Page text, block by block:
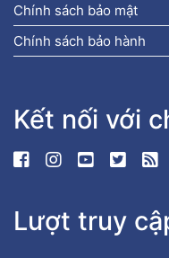
Chính sách bảo mật
Chính sách bảo hành
Kết nối với
Lượt truy